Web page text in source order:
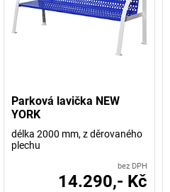
Parková lavička NEW
YORK
délka 2000 mm, z děrovaného
plechu
bez DPH
14.290,- Kč